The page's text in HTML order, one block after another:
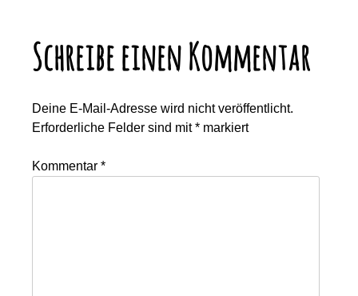
Schreibe einen Kommentar
Deine E-Mail-Adresse wird nicht veröffentlicht.
Erforderliche Felder sind mit* markiert
Kommentar*